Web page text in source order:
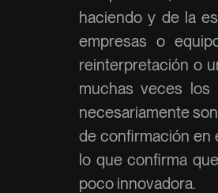
haciendo y de la
empresas o
reinterpretación o
muchas veces
necesariamente
de confirmación en
lo que confirma
poco innovadora.